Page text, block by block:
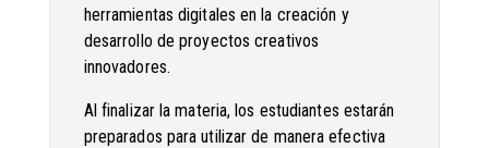
herramientas digitales en la creación y
desarrollo de proyectos creativos
innovadores.
Al finalizar la materia, los estudiantes estarán
preparados para utilizar de manera efectiva